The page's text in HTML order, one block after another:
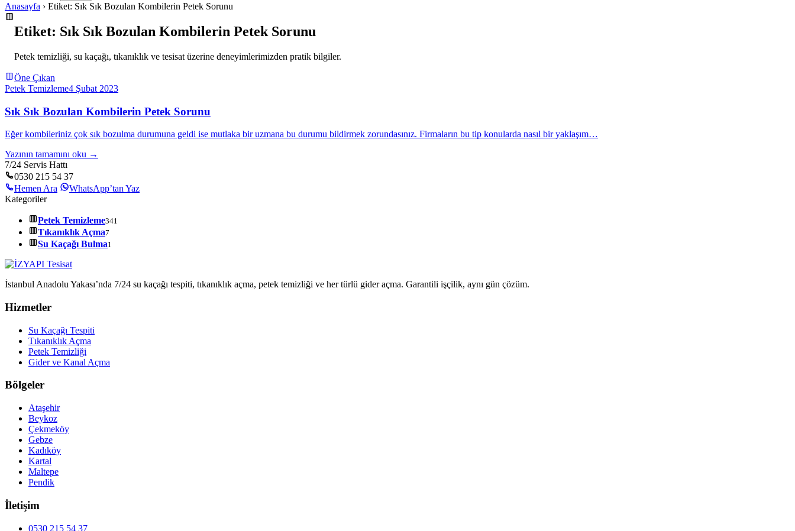
Anasayfa › Etiket: Sık Sık Bozulan Kombilerin Petek Sorunu
Etiket: Sık Sık Bozulan Kombilerin Petek Sorunu
Petek temizliği, su kaçağı, tıkanıklık ve tesisat üzerine deneyimlerimizden pratik bilgiler.
Öne Çıkan
Petek Temizleme4 Şubat 2023
Sık Sık Bozulan Kombilerin Petek Sorunu
Eğer kombileriniz çok sık bozulma durumuna geldi ise mutlaka bir uzmana bu durumu bildirmek zorundasınız. Firmaların bu tip konularda nasıl bir yaklaşım…
Yazının tamamını oku →
7/24 Servis Hattı
0530 215 54 37
Hemen Ara
WhatsApp’tan Yaz
Kategoriler
Petek Temizleme341
Tıkanıklık Açma7
Su Kaçağı Bulma1
İstanbul Anadolu Yakası’nda 7/24 su kaçağı tespiti, tıkanıklık açma, petek temizliği ve her türlü gider açma. Garantili işçilik, aynı gün çözüm.
Hizmetler
Su Kaçağı Tespiti
Tıkanıklık Açma
Petek Temizliği
Gider ve Kanal Açma
Bölgeler
Ataşehir
Beykoz
Çekmeköy
Gebze
Kadıköy
Kartal
Maltepe
Pendik
İletişim
0530 215 54 37